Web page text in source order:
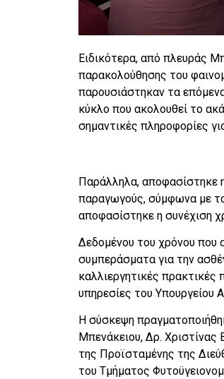
Ειδικότερα, από πλευράς
παρακολούθησης του
παρουσιάστηκαν τα
κύκλο που ακολουθεί το
σημαντικές πληροφορίες
Παράλληλα, αποφασίστηκε
παραγωγούς, σύμφωνα με
αποφασίστηκε η συνέχιση
Δεδομένου του χρόνου που
συμπεράσματα για την
καλλιεργητικές
υπηρεσίες του Υπουργείου
Η σύσκεψη
Μπενάκειου, Δρ. Χριστίνας
της Προϊσταμένης της
του Τμήματος